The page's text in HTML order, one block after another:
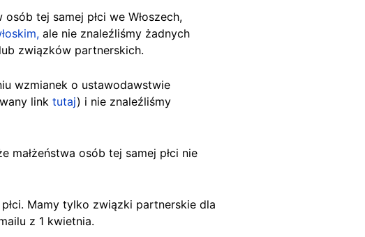
osób tej samej płci we Włoszech,
ale nie znaleźliśmy żadnych
związków partnerskich.
wzmianek o ustawodawstwie
link tutaj) i nie znaleźliśmy
małżeństwa osób tej samej płci nie
Mamy tylko związki partnerskie dla
z 1 kwietnia.